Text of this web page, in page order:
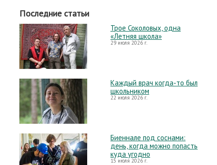
Последние статьи
Трое Соколовых, одна
«Летняя школа»
29 июля 2026 г.
Каждый врач когда-то был
школьником
22 июля 2026 г.
Биеннале под соснами:
день, когда можно попасть
куда угодно
15 июля 2026 г.